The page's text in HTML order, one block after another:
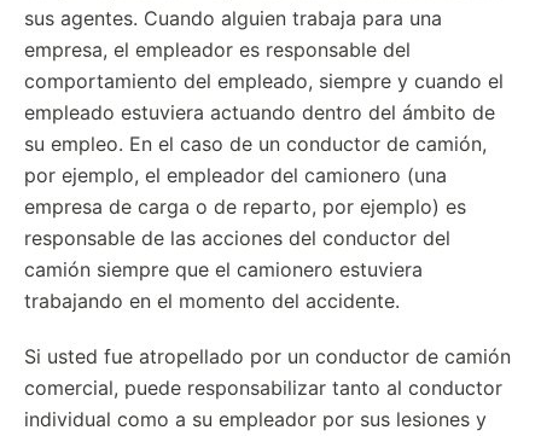
sus agentes. Cuando alguien trabaja para una
empresa, el empleador es responsable del
comportamiento del empleado, siempre y cuando el
empleado estuviera actuando dentro del ámbito de
su empleo. En el caso de un conductor de camión,
por ejemplo, el empleador del camionero (una
empresa de carga o de reparto, por ejemplo) es
responsable de las acciones del conductor del
camión siempre que el camionero estuviera
trabajando en el momento del accidente.
Si usted fue atropellado por un conductor de camión
comercial, puede responsabilizar tanto al conductor
individual como a su empleador por sus lesiones y